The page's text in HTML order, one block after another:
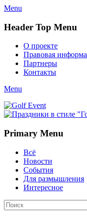
Menu
Header Top Menu
Skip
content
О проекте
Правовая
Партнеры
Контакты
Twitter
Email
YouTube
Website
Link
Menu
Golf Event
СМИ о гольфе, гольф-
Primary Menu
Skip
content
Всё
Новости
События
Для размышления
Интересное
Search
Search
for: